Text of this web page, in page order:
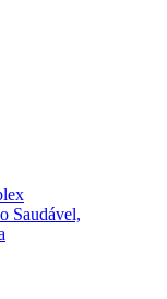
Saudável,